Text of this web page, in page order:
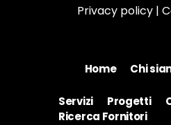
Home Chi
Privacy policy |
Servizi Progetti
Ricerca Fornitori